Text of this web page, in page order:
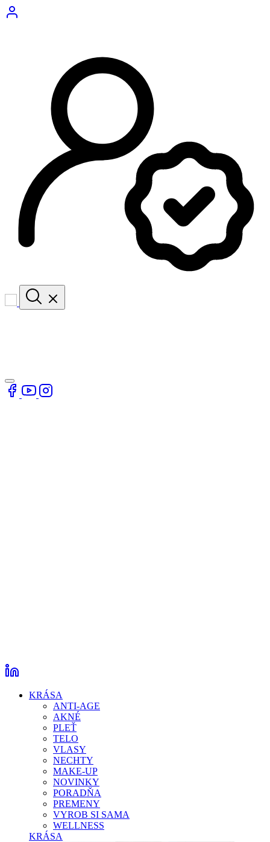
KRÁSA
ANTI-AGE
AKNÉ
PLEŤ
TELO
VLASY
NECHTY
MAKE-UP
NOVINKY
PORADŇA
PREMENY
VYROB SI SAMA
WELLNESS
KRÁSA